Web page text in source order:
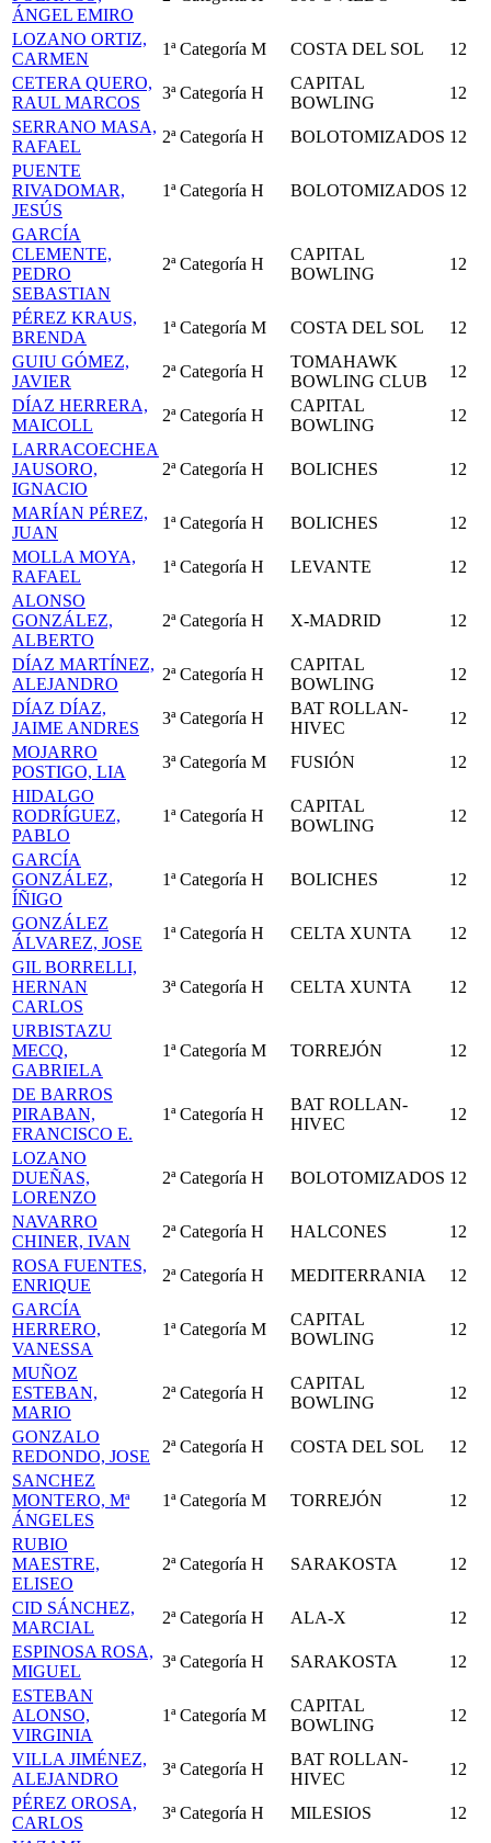
ÁNGEL EMIRO
LOZANO ORTIZ,
CARMEN
1ª Categoría M COSTA DEL SOL
12
CETERA QUERO,
RAUL MARCOS
3ª Categoría H
CAPITAL
BOWLING
12
SERRANO MASA,
RAFAEL
2ª Categoría H BOLOTOMIZADOS 12
PUENTE
RIVADOMAR,
JESÚS
1ª Categoría H BOLOTOMIZADOS 12
GARCÍA
CLEMENTE,
PEDRO
SEBASTIAN
2ª Categoría H
CAPITAL
BOWLING
12
PÉREZ KRAUS,
BRENDA
1ª Categoría M COSTA DEL SOL
12
GUIU GÓMEZ,
JAVIER
2ª Categoría H
TOMAHAWK
BOWLING CLUB
12
DÍAZ HERRERA,
MAICOLL
2ª Categoría H
CAPITAL
BOWLING
12
LARRACOECHEA
JAUSORO,
IGNACIO
2ª Categoría H BOLICHES 12
MARÍAN PÉREZ,
JUAN
1ª Categoría H BOLICHES
12
MOLLA MOYA,
RAFAEL
1ª Categoría H LEVANTE
12
ALONSO
GONZÁLEZ,
ALBERTO
2ª Categoría H X-MADRID 12
DÍAZ MARTÍNEZ,
ALEJANDRO
2ª Categoría H
CAPITAL
BOWLING
12
DÍAZ DÍAZ,
JAIME ANDRES
3ª Categoría H
BAT ROLLAN-
HIVEC
12
MOJARRO
POSTIGO, LIA
3ª Categoría M FUSIÓN
12
HIDALGO
RODRÍGUEZ,
PABLO
1ª Categoría H
CAPITAL
BOWLING
12
GARCÍA
GONZÁLEZ,
ÍÑIGO
1ª Categoría H BOLICHES 12
GONZÁLEZ
ÁLVAREZ, JOSE
1ª Categoría H CELTA XUNTA
12
GIL BORRELLI,
HERNAN
CARLOS
3ª Categoría H CELTA XUNTA 12
URBISTAZU
MECQ,
GABRIELA
1ª Categoría M TORREJÓN 12
DE BARROS
PIRABAN,
FRANCISCO E.
1ª Categoría H
BAT ROLLAN-
HIVEC
12
LOZANO
DUEÑAS,
LORENZO
2ª Categoría H BOLOTOMIZADOS 12
NAVARRO
CHINER, IVAN
2ª Categoría H HALCONES
12
ROSA FUENTES,
ENRIQUE
2ª Categoría H MEDITERRANIA
12
GARCÍA
HERRERO,
VANESSA
1ª Categoría M
CAPITAL
BOWLING
12
MUÑOZ
ESTEBAN,
MARIO
2ª Categoría H
CAPITAL
BOWLING
12
GONZALO
REDONDO, JOSE
2ª Categoría H COSTA DEL SOL
12
SANCHEZ
MONTERO, Mª
ÁNGELES
1ª Categoría M TORREJÓN 12
RUBIO
MAESTRE,
ELISEO
2ª Categoría H SARAKOSTA 12
CID SÁNCHEZ,
MARCIAL
2ª Categoría H ALA-X
12
ESPINOSA ROSA,
MIGUEL
3ª Categoría H SARAKOSTA
12
ESTEBAN
ALONSO,
VIRGINIA
1ª Categoría M
CAPITAL
BOWLING
12
VILLA JIMÉNEZ,
ALEJANDRO
3ª Categoría H
BAT ROLLAN-
HIVEC
12
PÉREZ OROSA,
CARLOS
3ª Categoría H MILESIOS
12